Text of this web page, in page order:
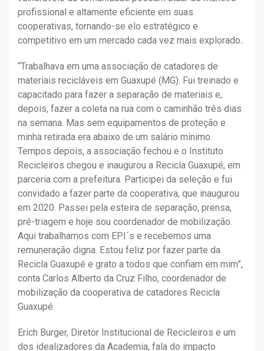
profissional e altamente eficiente em suas
cooperativas, tornando-se elo estratégico e
competitivo em um mercado cada vez mais explorado.
“Trabalhava em uma associação de catadores de
materiais recicláveis em Guaxupé (MG). Fui treinado e
capacitado para fazer a separação de materiais e,
depois, fazer a coleta na rua com o caminhão três dias
na semana. Mas sem equipamentos de proteção e
minha retirada era abaixo de um salário mínimo.
Tempos depois, a associação fechou e o Instituto
Recicleiros chegou e inaugurou a Recicla Guaxupé, em
parceria com a prefeitura. Participei da seleção e fui
convidado a fazer parte da cooperativa, que inaugurou
em 2020. Passei pela esteira de separação, prensa,
pré-triagem e hoje sou coordenador de mobilização.
Aqui trabalhamos com EPI´s e recebemos uma
remuneração digna. Estou feliz por fazer parte da
Recicla Guaxupé e grato a todos que confiam em mim”,
conta Carlos Alberto da Cruz Filho, coordenador de
mobilização da cooperativa de catadores Recicla
Guaxupé.
Erich Burger, Diretor Institucional de Recicleiros e um
dos idealizadores da Academia, fala do impacto